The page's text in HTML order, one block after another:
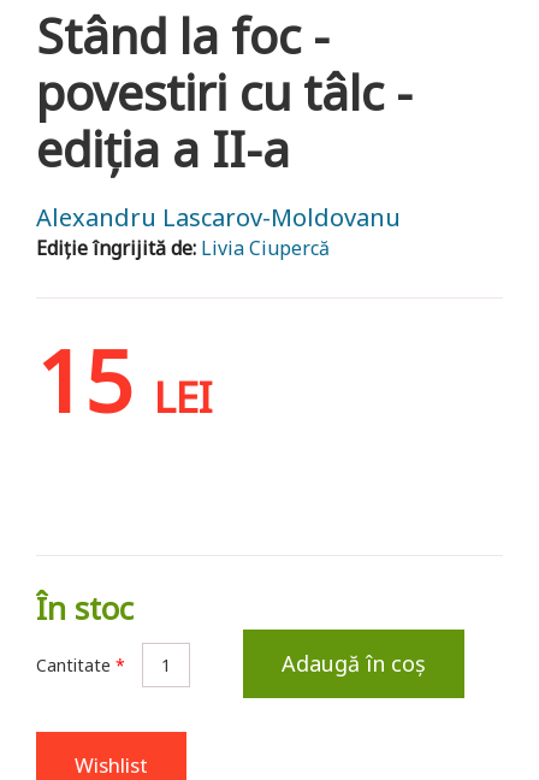
Stând la foc -
povestiri cu tâlc -
ediția a II-a
Alexandru Lascarov-Moldovanu
Ediție îngrijită de: Livia Ciupercă
15 LEI
În stoc
Cantitate * Adaugă în coș
Wishlist